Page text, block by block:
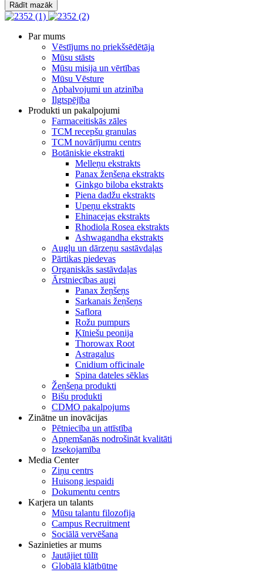
Rādīt mazāk
Par mums
Vēstījums no priekšsēdētāja
Mūsu stāsts
Mūsu misija un vērtības
Mūsu Vēsture
Apbalvojumi un atzinība
Ilgtspējība
Produkti un pakalpojumi
Farmaceitiskās zāles
TCM recepšu granulas
TCM novārījumu centrs
Botāniskie ekstrakti
Melleņu ekstrakts
Panax žeņšeņa ekstrakts
Ginkgo biloba ekstrakts
Piena dadžu ekstrakts
Upeņu ekstrakts
Ehinacejas ekstrakts
Rhodiola Rosea ekstrakts
Ashwagandha ekstrakts
Augļu un dārzeņu sastāvdaļas
Pārtikas piedevas
Organiskās sastāvdaļas
Ārstniecības augi
Panax žeņšeņs
Sarkanais žeņšeņs
Saflora
Rožu pumpurs
Ķīniešu peonija
Thorowax Root
Astragalus
Cnidium officinale
Spina dateles sēklas
Žeņšeņa produkti
Bišu produkti
CDMO pakalpojums
Zinātne un inovācijas
Pētniecība un attīstība
Apņemšanās nodrošināt kvalitāti
Izsekojamība
Media Center
Ziņu centrs
Huisong iespaidi
Dokumentu centrs
Karjera un talants
Mūsu talantu filozofija
Campus Recruitment
Sociālā vervēšana
Sazinieties ar mums
Jautājiet tūlīt
Globālā klātbūtne